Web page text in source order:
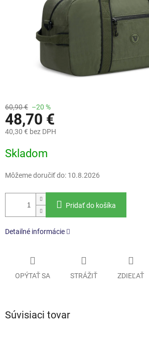
60,90 € –20 %
48,70 €
40,30 € bez DPH
cena:
Skladom
Môžeme doručiť do: 10.8.2026
Pridať do košíka
Detailné informácie
OPÝTAŤ SA STRÁŽIŤ ZDIEĽAŤ
Súvisiaci tovar